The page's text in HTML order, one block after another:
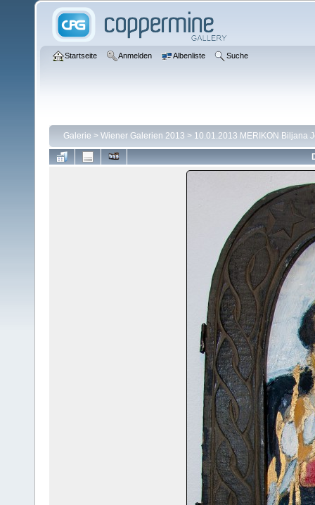
Startseite Anmelden Albenliste Suche
Galerie > Wiener Galerien 2013 > 10.01.2013 MERIKON Biljana